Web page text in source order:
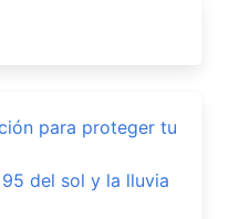
para proteger tu
del sol y la lluvia